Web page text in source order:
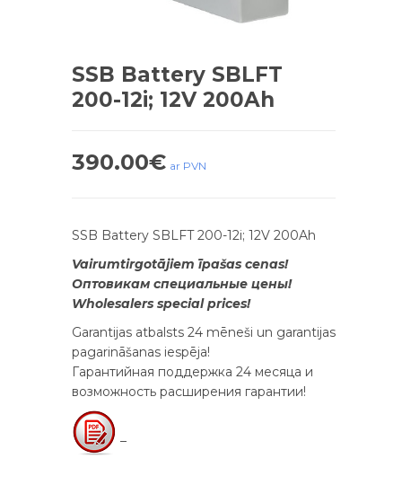
SSB Battery SBLFT
200-12i; 12V 200Ah
390.00€ ar PVN
SSB Battery SBLFT 200-12i; 12V 200Ah
Vairumtirgotājiem īpašas cenas!
Оптовикам специальные цены!
Wholesalers special prices!
Garantijas atbalsts 24 mēneši un garantijas
pagarināšanas iespēja!
Гарантийная поддержка 24 месяца и
возможность расширения гарантии!
–